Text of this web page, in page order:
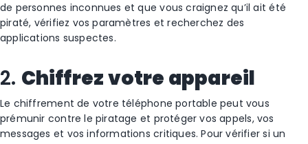
de personnes inconnues et que vous craignez qu’il ait été
piraté, vérifiez vos paramètres et recherchez des
applications suspectes.
2. Chiffrez votre appareil
Le chiffrement de votre téléphone portable peut vous
prémunir contre le piratage et protéger vos appels, vos
messages et vos informations critiques. Pour vérifier si un